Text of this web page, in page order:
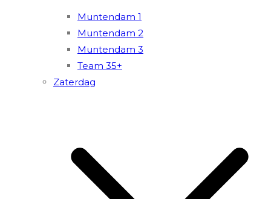
Muntendam 1
Muntendam 2
Muntendam 3
Team 35+
Zaterdag